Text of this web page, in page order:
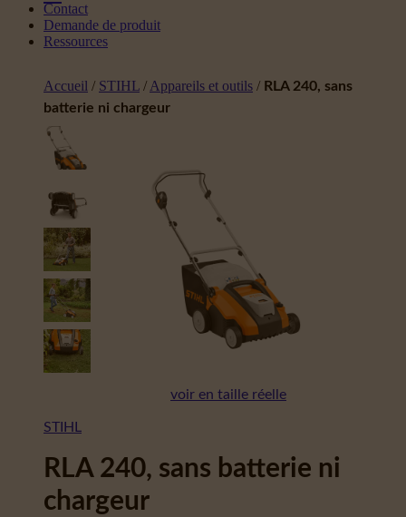
Contact
Demande de produit
Ressources
Accueil / STIHL / Appareils et outils / RLA 240, sans
batterie ni chargeur
voir en taille réelle
STIHL
RLA 240, sans batterie ni
chargeur